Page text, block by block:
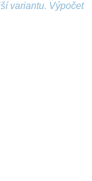
variantu. Výpočet